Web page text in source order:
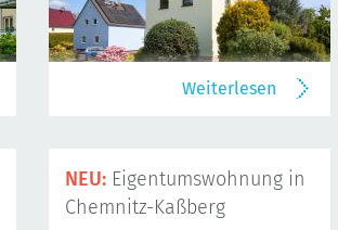
Weiterlesen
NEU: Eigentumswohnung in
Chemnitz-Kaßberg